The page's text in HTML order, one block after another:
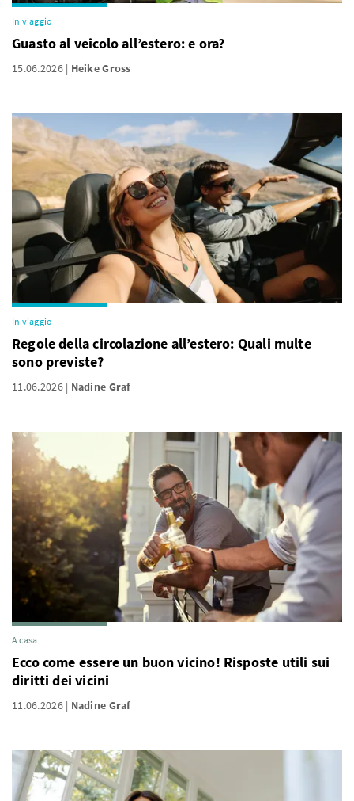
In viaggio
Guasto al veicolo all’estero: e ora?
15.06.2026 Heike Gross
In viaggio
Regole della circolazione all’estero: Quali multe
sono previste?
11.06.2026 Nadine Graf
A casa
Ecco come essere un buon vicino! Risposte utili sui
diritti dei vicini
11.06.2026 Nadine Graf